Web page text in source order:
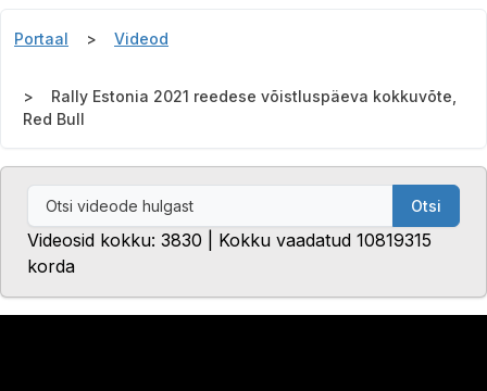
Portaal Videod
Rally Estonia 2021 reedese võistluspäeva kokkuvõte,
Red Bull
Otsi
Videosid kokku: 3830 | Kokku vaadatud 10819315
korda